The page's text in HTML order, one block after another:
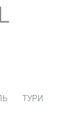
ТУРИ